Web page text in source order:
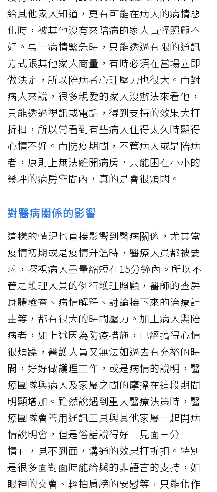
給其他家人知道，更有可能在病人的病情惡
化時，被其他沒有來陪病的家人責怪照顧不
好。萬一病情緊急時，只能透過有限的通訊
方式跟其他家人商量，有時必須在當場立即
做決定，所以陪病者心理壓力也很大。而對
病人來說，很多親愛的家人沒辦法來看他，
只能透過視訊或電話，得到支持的效果大打
折扣，所以常看到有些病人住得太久時顯得
心情不好。而防疫期間，不管病人或是陪病
者，原則上無法離開病房，只能困在小小的
幾坪的病房空間內，真的是會很煩悶。
對醫病關係的影響
這樣的情況也直接影響到醫病關係，尤其當
疫情初期或是疫情升溫時，醫療人員都被要
求，探視病人盡量縮短在15分鐘內。所以不
管是護理人員的例行護理照顧，醫師的查房
身體檢查、病情解釋、討論接下來的治療計
畫等，都有很大的時間壓力。加上病人與陪
病者，如上述因為防疫措施，已經搞得心情
很煩躁，醫護人員又無法如過去有充裕的時
間，好好做護理工作，或是病情的說明，醫
療團隊與病人及家屬之間的摩擦在這段期間
明顯增加。雖然說遇到重大醫療決策時，醫
療團隊會善用通訊工具與其他家屬一起開病
情說明會，但是俗話說得好「見面三分
情」，見不到面，溝通的效果打折扣。特別
是很多面對面時能給與的非語言的支持，如
眼神的交會、輕拍肩膀的安慰等，只能化作